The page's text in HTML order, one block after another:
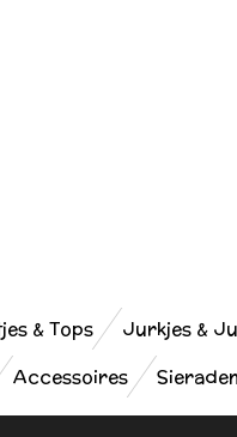
& Tops Jurkjes &
Accessoires Sieraden